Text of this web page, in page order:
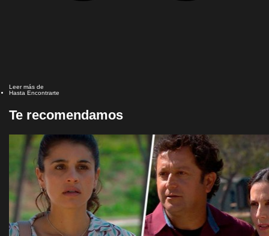
Leer más de
Hasta Encontrarte
Te recomendamos